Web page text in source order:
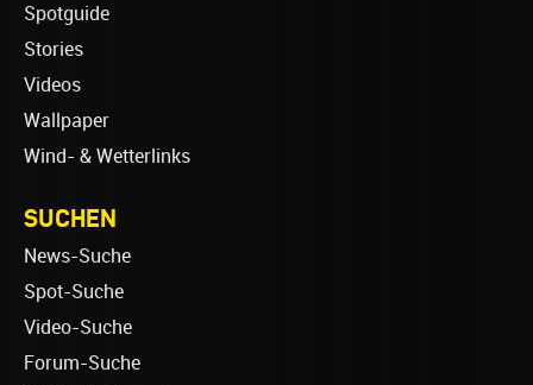
Spotguide
Stories
Videos
Wallpaper
Wind- & Wetterlinks
SUCHEN
News-Suche
Spot-Suche
Video-Suche
Forum-Suche